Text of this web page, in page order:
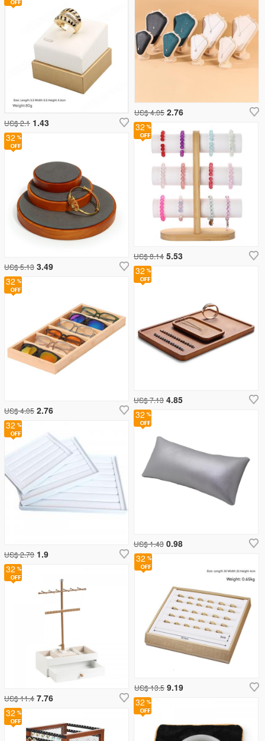
US$ 4.05 2.76
32
US$ 13.5 9.19
US$ 2.1 1.43
32
US$ 7.13 4.85
32
US$ 5.13 3.49
32
US$ 8.14 5.53
32
US$ 4.05 2.76 32
US$ 1.43 0.98
32
US$ 11.4 7.76
32
32
32
US$ 2.79 1.9